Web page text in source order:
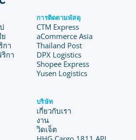
กา
กา
การติดตามพัสดุ
CTM Express
aCommerce Asia
Thailand Post
DPX Logistics
Shopee Express
Yusen Logistics
บริษัท
เกี่ยวกับเรา
งาน
วิดเจ็ต